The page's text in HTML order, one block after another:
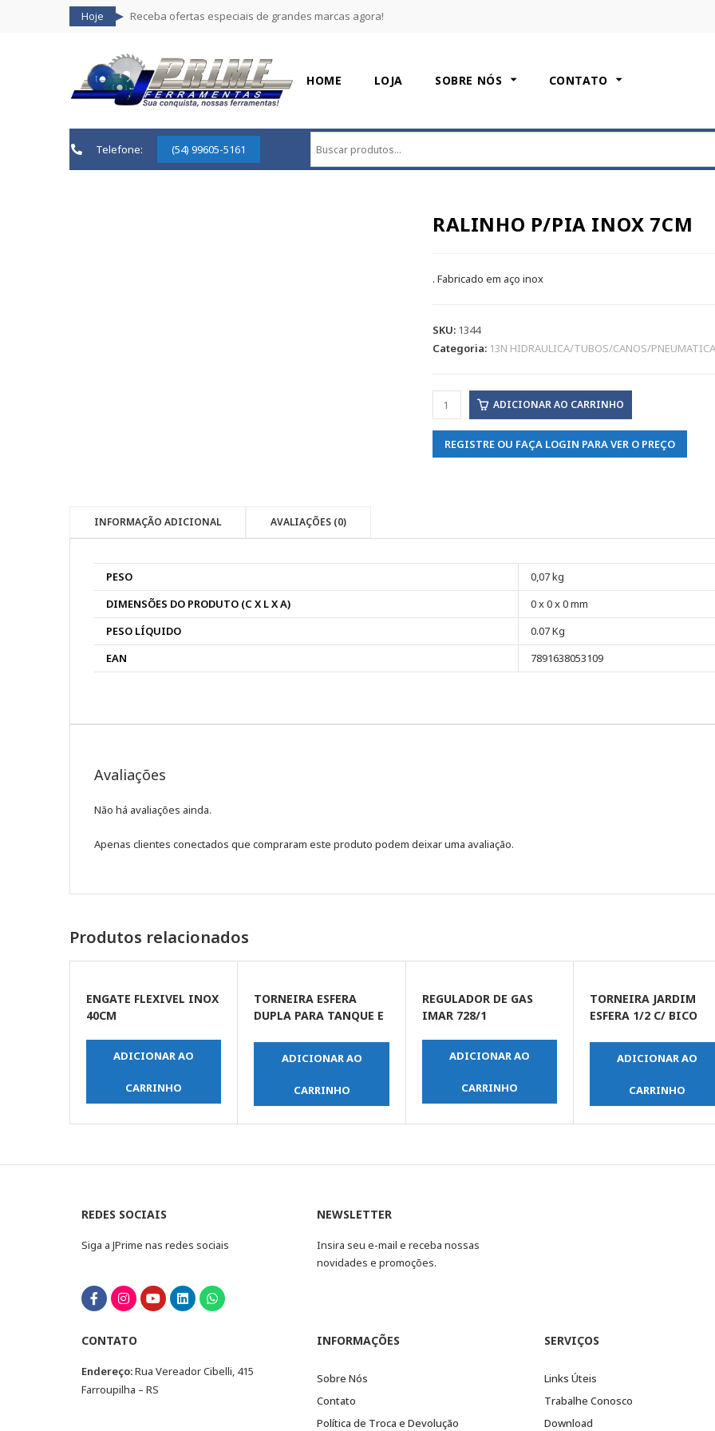
Hoje Receba ofertas especiais de grandes marcas agora!
HOME LOJA SOBRE NÓS CONTATO
Telefone: (54) 99605-5161
RALINHO P/PIA INOX 7CM
. Fabricado em aço inox
SKU: 1344
Categoria: 13N HIDRAULICA/TUBOS/CANOS/
ADICIONAR AO CARRINHO
REGISTRE OU FAÇA LOGIN PARA VER O PREÇO
INFORMAÇÃO ADICIONAL AVALIAÇÕES (0)
PESO
0,07 kg
DIMENSÕES DO PRODUTO (C X L X A)
0 x 0 x 0 mm
PESO LÍQUIDO
0.07 Kg
EAN
7891638053109
Avaliações
Não há avaliações ainda.
Apenas clientes conectados que compraram este produto podem deixar uma avaliação.
Produtos relacionados
ENGATE FLEXIVEL INOX
40CM
ADICIONAR AO
CARRINHO
TORNEIRA ESFERA
DUPLA PARA TANQUE E
ADICIONAR AO
CARRINHO
REGULADOR DE GAS
IMAR 728/1
ADICIONAR AO
CARRINHO
TORNEIRA JARDIM
ESFERA 1/2 C/ BICO
ADICIONAR AO
CARRINHO
REDES SOCIAIS
Siga a JPrime nas redes sociais
NEWSLETTER
Insira seu e-mail e receba nossas
novidades e promoções.
CONTATO
Endereço:Rua Vereador Cibelli, 415
Farroupilha – RS
INFORMAÇÕES
Sobre Nós
Contato
Política de Troca e Devolução
SERVIÇOS
Links Úteis
Trabalhe Conosco
Download